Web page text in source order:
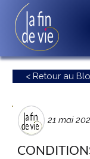
< Retour au
21 mai